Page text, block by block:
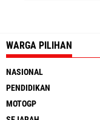
WARGA PILIHAN
NASIONAL
PENDIDIKAN
MOTOGP